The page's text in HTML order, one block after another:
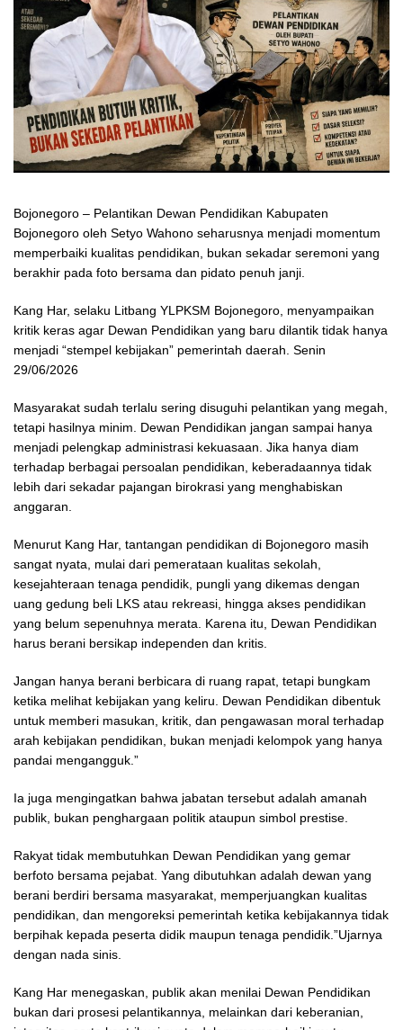
Bojonegoro – Pelantikan Dewan Pendidikan Kabupaten
Bojonegoro oleh Setyo Wahono seharusnya menjadi momentum
memperbaiki kualitas pendidikan, bukan sekadar seremoni yang
berakhir pada foto bersama dan pidato penuh janji.
Kang Har, selaku Litbang YLPKSM Bojonegoro, menyampaikan
kritik keras agar Dewan Pendidikan yang baru dilantik tidak hanya
menjadi “stempel kebijakan” pemerintah daerah. Senin
29/06/2026
Masyarakat sudah terlalu sering disuguhi pelantikan yang megah,
tetapi hasilnya minim. Dewan Pendidikan jangan sampai hanya
menjadi pelengkap administrasi kekuasaan. Jika hanya diam
terhadap berbagai persoalan pendidikan, keberadaannya tidak
lebih dari sekadar pajangan birokrasi yang menghabiskan
anggaran.
Menurut Kang Har, tantangan pendidikan di Bojonegoro masih
sangat nyata, mulai dari pemerataan kualitas sekolah,
kesejahteraan tenaga pendidik, pungli yang dikemas dengan
uang gedung beli LKS atau rekreasi, hingga akses pendidikan
yang belum sepenuhnya merata. Karena itu, Dewan Pendidikan
harus berani bersikap independen dan kritis.
Jangan hanya berani berbicara di ruang rapat, tetapi bungkam
ketika melihat kebijakan yang keliru. Dewan Pendidikan dibentuk
untuk memberi masukan, kritik, dan pengawasan moral terhadap
arah kebijakan pendidikan, bukan menjadi kelompok yang hanya
pandai mengangguk.”
Ia juga mengingatkan bahwa jabatan tersebut adalah amanah
publik, bukan penghargaan politik ataupun simbol prestise.
Rakyat tidak membutuhkan Dewan Pendidikan yang gemar
berfoto bersama pejabat. Yang dibutuhkan adalah dewan yang
berani berdiri bersama masyarakat, memperjuangkan kualitas
pendidikan, dan mengoreksi pemerintah ketika kebijakannya tidak
berpihak kepada peserta didik maupun tenaga pendidik.”Ujarnya
dengan nada sinis.
Kang Har menegaskan, publik akan menilai Dewan Pendidikan
bukan dari prosesi pelantikannya, melainkan dari keberanian,